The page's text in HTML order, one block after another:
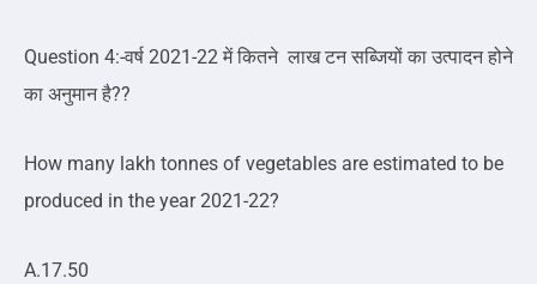
Question 4:-वर्ष 2021-22 में कितने लाख टन सब्जियों का उत्पादन होने
का अनुमान है??
How many lakh tonnes of vegetables are estimated to be
produced in the year 2021-22?
A.17.50